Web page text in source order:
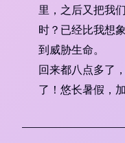
里，之后又把我
时？已经比我想
到威胁生命。
回来都八点多了
了！悠长暑假，